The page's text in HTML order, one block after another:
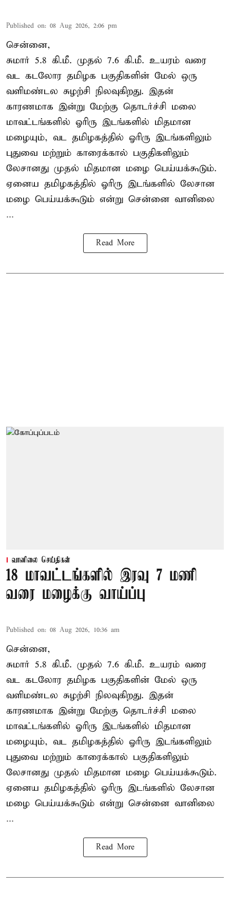
Published on: 08 Aug 2026, 2:06 pm
சென்னை,
சுமார் 5.8 கி.மீ. முதல் 7.6 கி.மீ. உயரம் வரை
வட கடலோர தமிழக பகுதிகளின் மேல் ஒரு
வளிமண்டல சுழற்சி நிலவுகிறது. இதன்
காரணமாக இன்று மேற்கு தொடர்ச்சி மலை
மாவட்டங்களில் ஓரிரு இடங்களில் மிதமான
மழையும், வட தமிழகத்தில் ஓரிரு இடங்களிலும்
புதுவை மற்றும் காரைக்கால் பகுதிகளிலும்
லேசானது முதல் மிதமான மழை பெய்யக்கூடும்.
ஏனைய தமிழகத்தில் ஓரிரு இடங்களில் லேசான
மழை பெய்யக்கூடும் என்று சென்னை வானிலை
...
Read More
வானிலை செய்திகள்
18 மாவட்டங்களில் இரவு 7 மணி
வரை மழைக்கு வாய்ப்பு
Published on: 08 Aug 2026, 10:36 am
சென்னை,
சுமார் 5.8 கி.மீ. முதல் 7.6 கி.மீ. உயரம் வரை
வட கடலோர தமிழக பகுதிகளின் மேல் ஒரு
வளிமண்டல சுழற்சி நிலவுகிறது. இதன்
காரணமாக இன்று மேற்கு தொடர்ச்சி மலை
மாவட்டங்களில் ஓரிரு இடங்களில் மிதமான
மழையும், வட தமிழகத்தில் ஓரிரு இடங்களிலும்
புதுவை மற்றும் காரைக்கால் பகுதிகளிலும்
லேசானது முதல் மிதமான மழை பெய்யக்கூடும்.
ஏனைய தமிழகத்தில் ஓரிரு இடங்களில் லேசான
மழை பெய்யக்கூடும் என்று சென்னை வானிலை
...
Read More